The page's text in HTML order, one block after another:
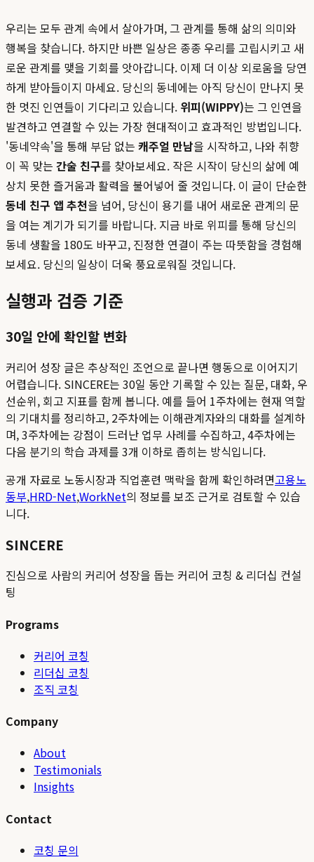
우리는 모두 관계 속에서 살아가며, 그 관계를 통해 삶의 의미와
행복을 찾습니다. 하지만 바쁜 일상은 종종 우리를 고립시키고 새
로운 관계를 맺을 기회를 앗아갑니다. 이제 더 이상 외로움을 당연
하게 받아들이지 마세요. 당신의 동네에는 아직 당신이 만나지 못
한 멋진 인연들이 기다리고 있습니다. 위피(WIPPY)는 그 인연을
발견하고 연결할 수 있는 가장 현대적이고 효과적인 방법입니다.
'동네약속'을 통해 부담 없는 캐주얼 만남을 시작하고, 나와 취향
이 꼭 맞는 간술 친구를 찾아보세요. 작은 시작이 당신의 삶에 예
상치 못한 즐거움과 활력을 불어넣어 줄 것입니다. 이 글이 단순한
동네 친구 앱 추천을 넘어, 당신이 용기를 내어 새로운 관계의 문
을 여는 계기가 되기를 바랍니다. 지금 바로 위피를 통해 당신의
동네 생활을 180도 바꾸고, 진정한 연결이 주는 따뜻함을 경험해
보세요. 당신의 일상이 더욱 풍요로워질 것입니다.
실행과 검증 기준
30일 안에 확인할 변화
커리어 성장 글은 추상적인 조언으로 끝나면 행동으로 이어지기
어렵습니다. SINCERE는 30일 동안 기록할 수 있는 질문, 대화, 우
선순위, 회고 지표를 함께 봅니다. 예를 들어 1주차에는 현재 역할
의 기대치를 정리하고, 2주차에는 이해관계자와의 대화를 설계하
며, 3주차에는 강점이 드러난 업무 사례를 수집하고, 4주차에는
다음 분기의 학습 과제를 3개 이하로 좁히는 방식입니다.
공개 자료로 노동시장과 직업훈련 맥락을 함께 확인하려면고용노
동부,HRD-Net,WorkNet의 정보를 보조 근거로 검토할 수 있습
니다.
SINCERE
진심으로 사람의 커리어 성장을 돕는 커리어 코칭 & 리더십 컨설
팅
Programs
커리어 코칭
리더십 코칭
조직 코칭
Company
About
Testimonials
Insights
Contact
코칭 문의